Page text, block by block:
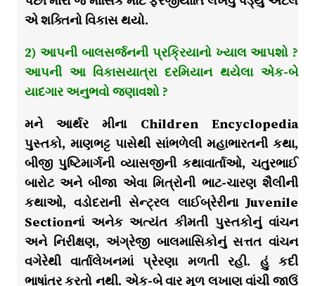
એ શક્તિનો વિકાસ થયો.
2) આપની બાલસર્જનની પ્રક્રિયાનો ખ્યાલ આપશો ?
આપની આ વિકાસયાત્રા દરમિયાન થયેલા એક-બે
યાદગાર અનુભવો જણાવશો ?
મને આર્થર મીના Children Encyclopedia
પુસ્તકો, માણભટ્ટ પાસેથી સાંભળેલી મહાભારતની કથા,
બીજી પુષ્ટિમાર્ગની વ્યાસજીની કથાવાર્તાઓ, ચતુરભાઈ
બારોટ અને બીજા એવા મિત્રોની ભાટ-ચારણ શૈલીની
કથાઓ, વડોદરાની સેન્ટ્રલ લાઈબ્રેરીના Juvenile
Sectionનાં અનેક અત્યંત કીમતી પુસ્તકોનું વાંચન
અને નિરીક્ષણ, અંગ્રેજી બાલમાસિકોનું સત્તત વાંચન
વગેરેથી વાર્તાલેખનમાં પ્રેરણા મળતી રહી. હું કદી
ભાષાંતર કરતો નથી. એક-બે વાર મૂળ લખાણ વાંચી જાઉં